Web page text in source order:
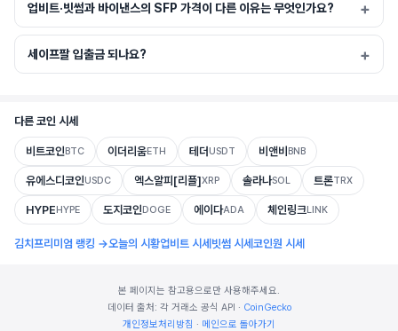
업비트·빗썸과 바이낸스의 SFP 가격이 다른 이유는 무엇인가요?
세이프팔 입출금 되나요?
다른 코인 시세
비트코인BTC 이더리움ETH 테더USDT 비앤비 BNB
유에스디코인USDC 엑스알피[리플]XRP 솔라나SOL 트론TRX
HYPEHYPE 도지코인DOGE 에이다ADA 체인링크LINK
김치프리미엄 랭킹 →오늘의 시황업비트 시세 빗썸 시세 코인원 시세
본 페이지는 참고용으로만 사용해주세요.
데이터 출처: 각 거래소 공식 API · CoinGecko
개인정보처리방침 · 메인으로 돌아가기